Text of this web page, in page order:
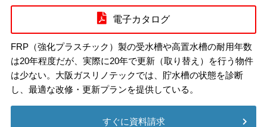
電子カタログ
FRP（強化プラスチック）製の受水槽や高置水槽の耐用年数
は20年程度だが、実際に20年で更新（取り替え）を行う物件
は少ない。大阪ガスリノテックでは、貯水槽の状態を診断
し、最適な改修・更新プランを提供している。
すぐに資料請求